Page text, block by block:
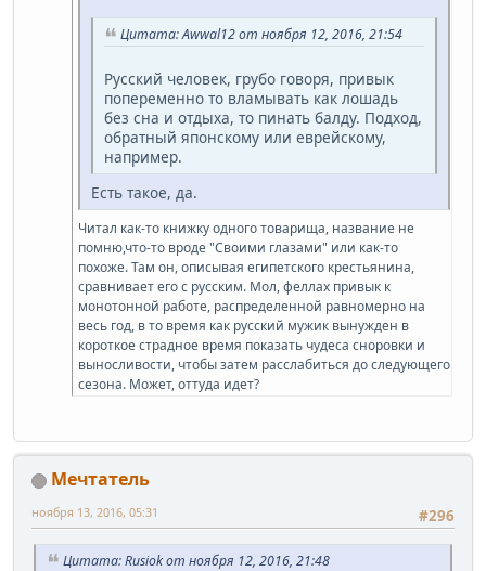
Цитата: Awwal12 от ноября 12, 2016, 21:54
Русский человек, грубо говоря, привык
попеременно то вламывать как лошадь
без сна и отдыха, то пинать балду. Подход,
обратный японскому или еврейскому,
например.
Есть такое, да.
Читал как-то книжку одного товарища, название не
помню,что-то вроде "Своими глазами" или как-то
похоже. Там он, описывая египетского крестьянина,
сравнивает его с русским. Мол, феллах привык к
монотонной работе, распределенной равномерно на
весь год, в то время как русский мужик вынужден в
короткое страдное время показать чудеса сноровки и
выносливости, чтобы затем расслабиться до следующего
сезона. Может, оттуда идет?
Мечтатель
#296
ноября 13, 2016, 05:31
Цитата: Rusiok от ноября 12, 2016, 21:48